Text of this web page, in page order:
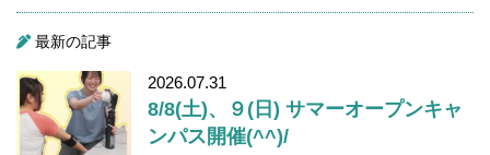
最新の記事
2026.07.31
8/8(土)、９(日) サマーオープンキャ
ンパス開催(^^)/